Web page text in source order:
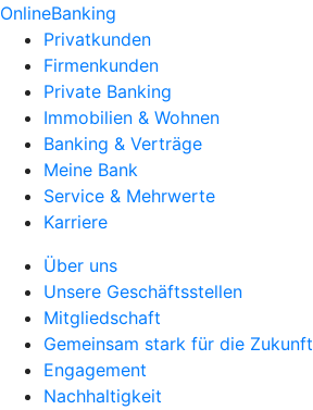
OnlineBanking
Privatkunden
Firmenkunden
Private Banking
Immobilien & Wohnen
Banking & Verträge
Meine Bank
Service & Mehrwerte
Karriere
Über uns
Unsere Geschäftsstellen
Mitgliedschaft
Gemeinsam stark für die Zukunft
Engagement
Nachhaltigkeit